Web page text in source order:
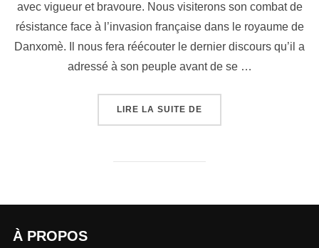
avec vigueur et bravoure. Nous visiterons son combat de
résistance face à l’invasion française dans le royaume de
Danxomè. Il nous fera réécouter le dernier discours qu’il a
adressé à son peuple avant de se …
LIRE LA SUITE DE
À PROPOS